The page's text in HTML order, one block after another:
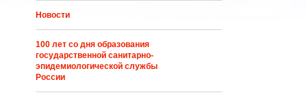
Новости
100 лет со дня образования
государственной санитарно-
эпидемиологической службы
России